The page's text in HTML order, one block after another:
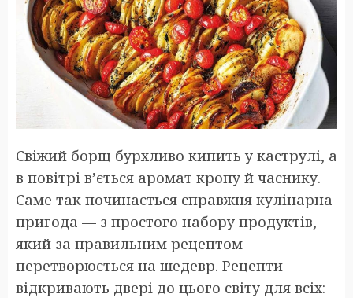
Свіжий борщ бурхливо кипить у каструлі, а
в повітрі в’ється аромат кропу й часнику.
Саме так починається справжня кулінарна
пригода — з простого набору продуктів,
який за правильним рецептом
перетворюється на шедевр. Рецепти
відкривають двері до цього світу для всіх: